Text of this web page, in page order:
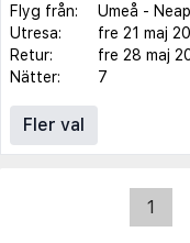
Flyg från: Umeå -
Utresa:
fre 21 maj
Retur:
fre 28 maj
Nätter:
7
Fler val
1